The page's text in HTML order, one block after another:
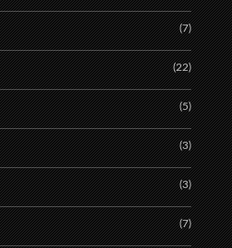
(7)
(22)
(5)
(3)
(3)
(7)